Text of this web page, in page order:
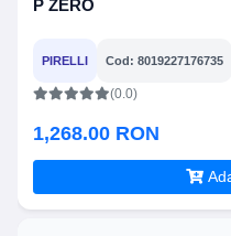
P ZERO
PIRELLI Cod: 8019227176735
(0.0)
1,268.00 RON